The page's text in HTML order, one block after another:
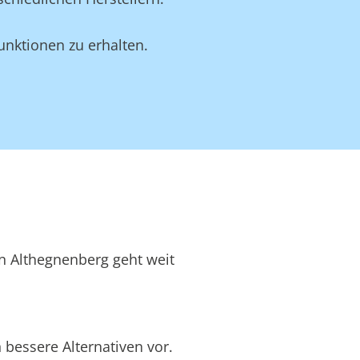
zu erhalten.
Althegnenberg geht weit
Alternativen vor.